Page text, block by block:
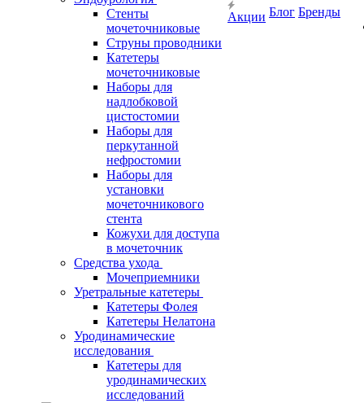
Стенты
мочеточниковые
Струны проводники
Катетеры
мочеточниковые
Наборы для
надлобковой
цистостомии
Наборы для
перкутанной
нефростомии
Наборы для
установки
мочеточникового
стента
Кожухи для доступа
в мочеточник
Средства ухода
Мочеприемники
Уретральные катетеры
Катетеры Фолея
Катетеры Нелатона
Уродинамические
исследования
Катетеры для
уродинамических
исследований
Акции Блог Бренды